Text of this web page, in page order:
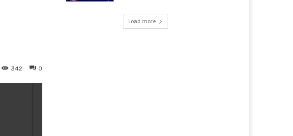
0
342
Load more